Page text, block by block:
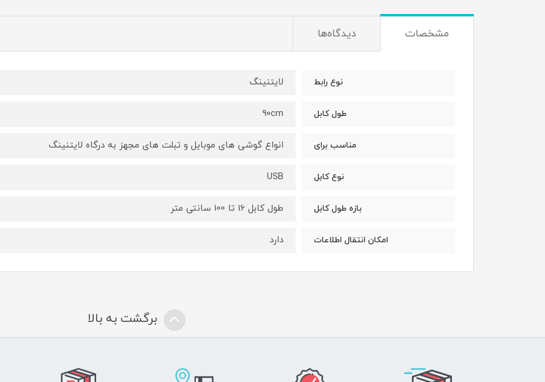
مشخصات دیدگاه‌ها
نوع رابط لایتنینگ
طول کابل 90cm
مناسب برای انواع گوشی های موبایل و تبلت های مجهز به درگاه لایتنینگ
نوع کابل USB
بازه طول کابل طول کابل 16 تا 100 سانتی متر
امکان انتقال اطلاعات دارد
برگشت به بالا